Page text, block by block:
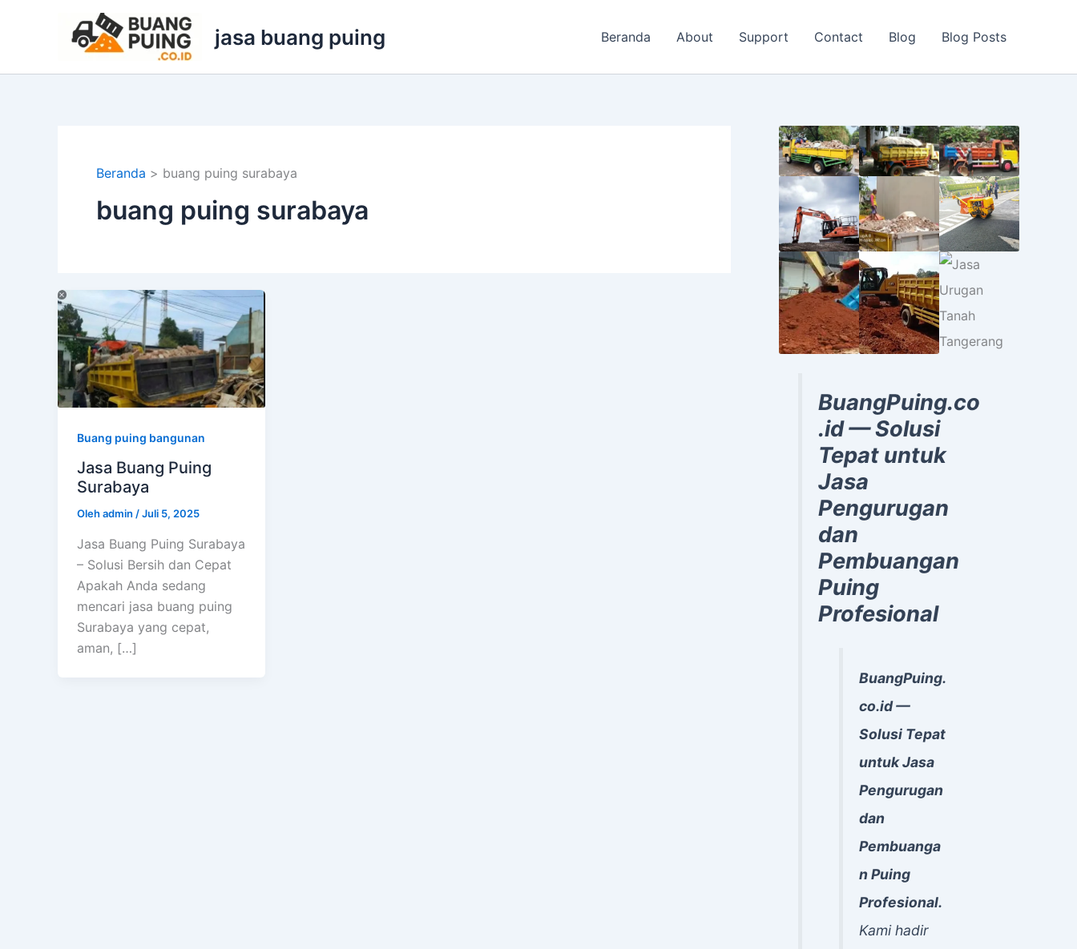
jasa buang puing Beranda About Support Contact Blog Blog Posts
Beranda buang puing surabaya
buang puing surabaya
Buang puing bangunan
Jasa Buang Puing
Surabaya
Olehadmin /Juli 5, 2025
Jasa Buang Puing Surabaya
– Solusi Bersih dan Cepat
Apakah Anda sedang
mencari jasa buang puing
Surabaya yang cepat,
aman, […]
BuangPuing.co
.id — Solusi
Tepat untuk
Jasa
Pengurugan
dan
Pembuangan
Puing
Profesional
BuangPuing.
co.id —
Solusi Tepat
untuk Jasa
Pengurugan
dan
Pembuanga
n Puing
Profesional.
Kami hadir